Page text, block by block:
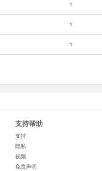
1
1
1
支持帮助
支持
隐私
视频
免责声明